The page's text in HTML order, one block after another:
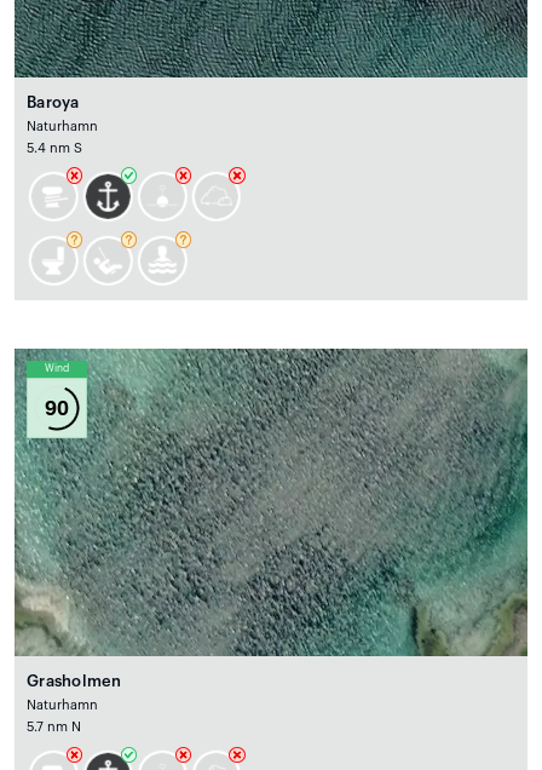
Baroya
Naturhamn
5.4 nm S
Wind
90
Grasholmen
Naturhamn
5.7 nm N